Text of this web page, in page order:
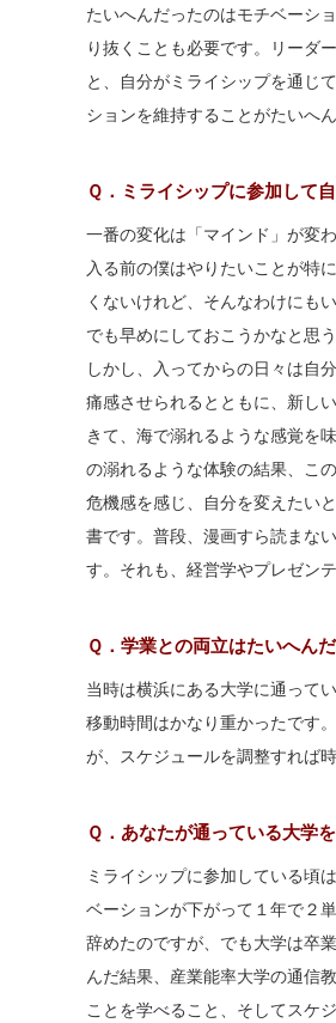
たいへんだったのはモチベーシ
り抜くことも必要です。リーダ
と、自分がミライシップを通じ
ションを維持することがたいへ
Ｑ．ミライシップに参加して
一番の変化は「マインド」が変
入る前の僕はやりたいことが特
くないけれど、そんなわけにも
でも早めにしておこうかなと思
しかし、入ってからの日々は自
痛感させられるとともに、新し
きて、海で溺れるような感覚を
の溺れるような体験の結果、こ
危機感を感じ、自分を変えたい
書です。普段、漫画すら読まな
す。それも、経営学やプレゼン
Ｑ．学業との両立はたいへん
当時は横浜にある大学に通って
移動時間はかなり重かったです
が、スケジュールを調整すれば
Ｑ．あなたが通っている大学
ミライシップに参加している頃
ベーションが下がって１年で２
辞めたのですが、でも大学は卒
んだ結果、産業能率大学の通信
ことを学べること、そしてスケ